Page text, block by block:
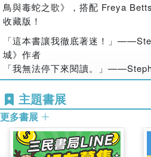
鳥與毒蛇之歌》，搭配 Freya
收藏版！
「這本書讓我徹底著迷！」
城》作者
「我無法停下來閱讀。」
在殘酷的帕納姆國，每年 12 個區
**飢餓遊戲**，在電視直播下進行
This beautiful hardcover box
in Suzanne Collins's
主題書展
更多書展